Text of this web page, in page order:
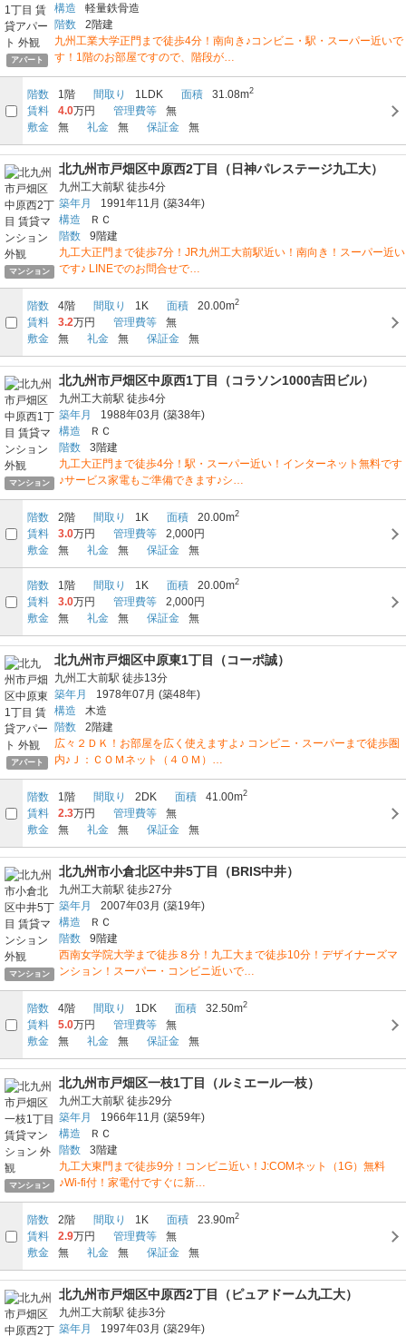
アパート
構造
軽量鉄骨造
階数
2階建
九州工業大学正門まで徒歩4分！南向き♪コンビニ・駅・スーパー近いで
す！1階のお部屋ですので、階段が…
階数 1階 間取り 1LDK 面積 31.08m2
賃料 4.0万円 管理費等
無
敷金
無 礼金 無 保証金 無
マンション
北九州市戸畑区中原西2丁目（日神パレステージ九工大）
九州工大前駅 徒歩4分
築年月
1991年11月 (築34年)
構造
ＲＣ
階数
9階建
九工大正門まで徒歩7分！JR九州工大前駅近い！南向き！スーパー近い
です♪ LINEでのお問合せで…
階数 4階 間取り 1K 面積 20.00m2
賃料 3.2万円 管理費等
無
敷金
無 礼金 無 保証金 無
マンション
北九州市戸畑区中原西1丁目（コラソン1000吉田ビル）
九州工大前駅 徒歩4分
築年月
1988年03月 (築38年)
構造
ＲＣ
階数
3階建
九工大正門まで徒歩4分！駅・スーパー近い！インターネット無料です
♪サービス家電もご準備できます♪シ…
階数 2階 間取り 1K 面積 20.00m2
賃料 3.0万円 管理費等
2,000円
敷金
無 礼金 無 保証金 無
階数 1階 間取り 1K 面積 20.00m2
賃料 3.0万円 管理費等
2,000円
敷金
無 礼金 無 保証金 無
アパート
北九州市戸畑区中原東1丁目（コーポ誠）
九州工大前駅 徒歩13分
築年月
1978年07月 (築48年)
構造
木造
階数
2階建
広々２ＤＫ！お部屋を広く使えますよ♪ コンビニ・スーパーまで徒歩圏
内♪Ｊ：ＣＯＭネット（４０Ｍ）…
階数 1階 間取り 2DK 面積 41.00m2
賃料 2.3万円 管理費等
無
敷金
無 礼金 無 保証金 無
マンション
北九州市小倉北区中井5丁目（BRIS中井）
九州工大前駅 徒歩27分
築年月
2007年03月 (築19年)
構造
ＲＣ
階数
9階建
西南女学院大学まで徒歩８分！九工大まで徒歩10分！デザイナーズマ
ンション！スーパー・コンビニ近いで…
階数 4階 間取り 1DK 面積 32.50m2
賃料 5.0万円 管理費等
無
敷金
無 礼金 無 保証金 無
マンション
北九州市戸畑区一枝1丁目（ルミエール一枝）
九州工大前駅 徒歩29分
築年月
1966年11月 (築59年)
構造
ＲＣ
階数
3階建
九工大東門まで徒歩9分！コンビニ近い！J:COMネット（1G）無料
♪Wi-fi付！家電付ですぐに新…
階数 2階 間取り 1K 面積 23.90m2
賃料 2.9万円 管理費等
無
敷金
無 礼金 無 保証金 無
北九州市戸畑区中原西2丁目（ピュアドーム九工大）
九州工大前駅 徒歩3分
築年月
1997年03月 (築29年)